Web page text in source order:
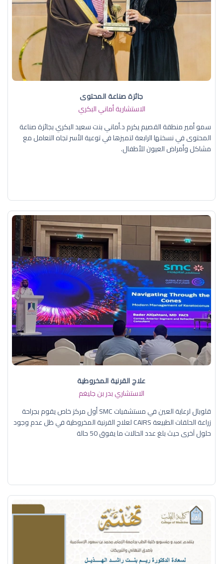
جائزة صناعة المحتوى
الاستشارية أماني البكري
سمو أمير منطقة القصيم يكرم د.أماني بنت سعيد البكري بجائزة صناعة
المحتوى في نسختها الرابعة لتميزها في توعية الأسر تجاه التعامل مع
مشاكل وأمراض العيون للأطفال.
علاج القرنية المخروطية
الاستشاري بدر بن جليغم
قلوبال لرعاية العين في مستشفيات SMC أول مركز خاص يقوم بجراحة
زراعة الحلقات الطبيعة CAIRS لعلاج القرنية المخروطية في ظل عدم وجود
حلول آخرى حيث بلغ عدد الحالات ما يفوق 50 حالة